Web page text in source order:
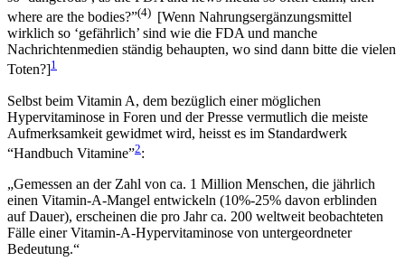
where are the bodies?”(4) [Wenn Nahrungsergänzungsmittel
wirklich so ‘gefährlich’ sind wie die FDA und manche
Nachrichtenmedien ständig behaupten, wo sind dann bitte die vielen
Toten?] 1
Selbst beim Vitamin A, dem bezüglich einer möglichen
Hypervitaminose in Foren und der Presse vermutlich die meiste
Aufmerksamkeit gewidmet wird, heisst es im Standardwerk
“Handbuch Vitamine”2:
Gemessen an der Zahl von ca. 1 Million Menschen, die jährlich
einen Vitamin-A-Mangel entwickeln (10%-25% davon erblinden
auf Dauer), erscheinen die pro Jahr ca. 200 weltweit beobachteten
Fälle einer Vitamin-A-Hypervitaminose von untergeordneter
Bedeutung.